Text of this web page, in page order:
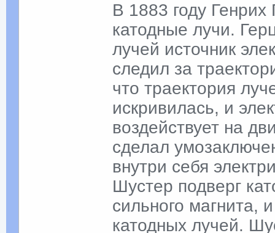
В 1883 году
катодные лучи.
лучей источник
следил за
что траектория
искривилась, и
воздействует на
сделал
внутри себя
Шустер подверг
сильного магнита,
катодных лучей.